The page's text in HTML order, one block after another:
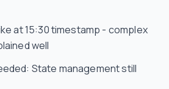
at 15:30 timestamp - complex
well
State management still